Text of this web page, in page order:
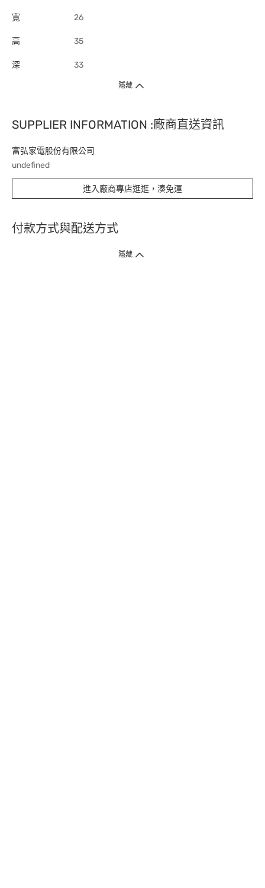
寬 26
高 35
深 33
隱藏
SUPPLIER INFORMATION :廠商直送資訊
富弘家電股份有限公司
undefined
進入廠商專店逛逛，湊免運
付款方式與配送方式
隱藏